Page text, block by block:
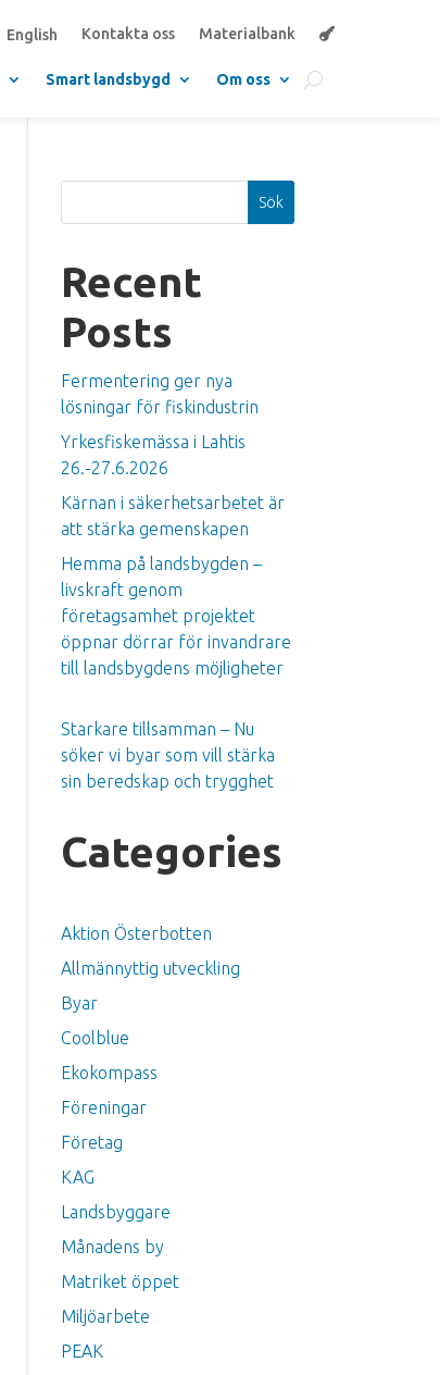
English Kontakta oss Materialbank
Smart landsbygd Om oss
Sök
Recent
Posts
Fermentering ger nya
lösningar för fiskindustrin
Yrkesfiskemässa i Lahtis
26.-27.6.2026
Kärnan i säkerhetsarbetet är
att stärka gemenskapen
Hemma på landsbygden –
livskraft genom
företagsamhet projektet
öppnar dörrar för invandrare
till landsbygdens möjligheter
Starkare tillsamman – Nu
söker vi byar som vill stärka
sin beredskap och trygghet
Categories
Aktion Österbotten
Allmännyttig utveckling
Byar
Coolblue
Ekokompass
Föreningar
Företag
KAG
Landsbyggare
Månadens by
Matriket öppet
Miljöarbete
PEAK